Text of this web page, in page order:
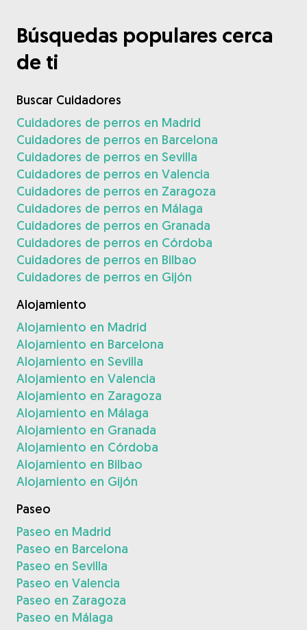
Búsquedas populares cerca
de ti
Buscar Cuidadores
Cuidadores de perros en Madrid
Cuidadores de perros en Barcelona
Cuidadores de perros en Sevilla
Cuidadores de perros en Valencia
Cuidadores de perros en Zaragoza
Cuidadores de perros en Málaga
Cuidadores de perros en Granada
Cuidadores de perros en Córdoba
Cuidadores de perros en Bilbao
Cuidadores de perros en Gijón
Alojamiento
Alojamiento en Madrid
Alojamiento en Barcelona
Alojamiento en Sevilla
Alojamiento en Valencia
Alojamiento en Zaragoza
Alojamiento en Málaga
Alojamiento en Granada
Alojamiento en Córdoba
Alojamiento en Bilbao
Alojamiento en Gijón
Paseo
Paseo en Madrid
Paseo en Barcelona
Paseo en Sevilla
Paseo en Valencia
Paseo en Zaragoza
Paseo en Málaga